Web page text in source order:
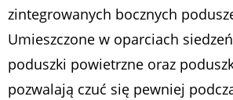
zintegrowanych bocznych
Umieszczone w oparciach
poduszki powietrzne oraz
pozwalają czuć się pewniej